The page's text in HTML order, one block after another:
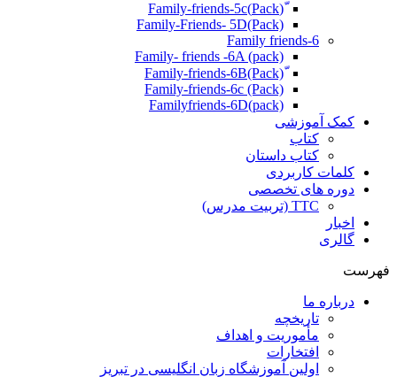
ّ(Pack)Family-friends-5c
Family-Friends- 5D(Pack)
Family friends-6
Family- friends -6A (pack)
Family-friends-6c (Pack)
Familyfriends-6D(pack)
کمک آموزشی
کتاب
کتاب داستان
کلمات کاربردی
دوره های تخصصی
TTC (تربیت مدرس)
اخبار
گالری
فهرست
درباره ما
تاریخچه
مأموریت و اهداف
افتخارات
اولین آموزشگاه زبان انگلیسی در تبریز